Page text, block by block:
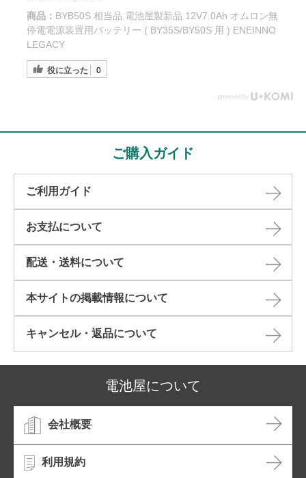
商品： BYB50S 相当品 電池屋製新品 12V7.0Ah オムロン無
停電電源装置用バッテリー ( BY35S/BY50S 用 ) ENEINNO
LEGACY
役に立った 0
ご購入ガイド
ご利用ガイド
お支払について
配送・送料について
本サイトの掲載情報について​
キャンセル・返品について​
電池屋について
会社概要
利用規約